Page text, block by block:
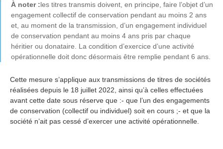
À noter :les titres transmis doivent, en principe, faire l’objet d’un
engagement collectif de conservation pendant au moins 2 ans
et, au moment de la transmission, d’un engagement individuel
de conservation pendant au moins 4 ans pris par chaque
héritier ou donataire. La condition d’exercice d’une activité
opérationnelle doit donc désormais être remplie pendant 6 ans.
Cette mesure s’applique aux transmissions de titres de sociétés
réalisées depuis le 18 juillet 2022, ainsi qu’à celles effectuées
avant cette date sous réserve que :- que l’un des engagements
de conservation (collectif ou individuel) soit en cours ;- et que la
société n’ait pas cessé d’exercer une activité opérationnelle.